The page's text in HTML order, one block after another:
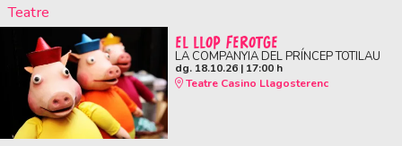
Teatre
EL LLOP FEROTGE
LA COMPANYIA DEL PRÍNCEP TOTILAU
dg. 18.10.26| 17:00 h
Teatre Casino Llagosterenc